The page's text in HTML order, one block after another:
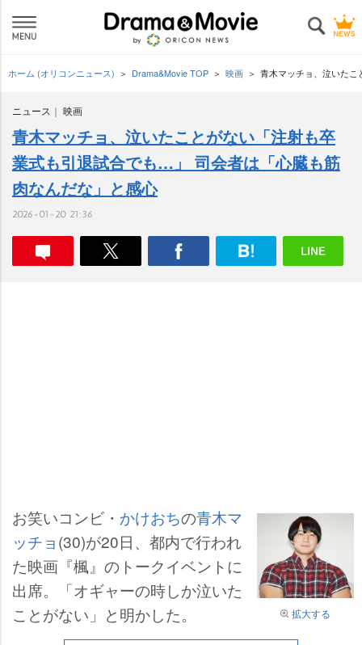
ホーム (オリコンニュース) Drama&Movie TOP 映画 青木マッチョ、泣いた
ニュース 映画
青木マッチョ、泣いたことがない「注射も卒
業式も引退試合でも…」 司会者は「心臓も筋
肉なんだな」と感心
2026-01-20 21:36
拡大する
お笑いコンビ・ かけおちの青木マ
ッチョ(30)が20日、都内で行われ
た映画『楓』のトークイベントに
出席。「オギャーの時しか泣いた
ことがない」と明かした。